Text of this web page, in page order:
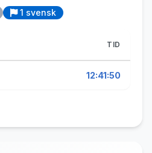
1 svensk
TID
12:41:50